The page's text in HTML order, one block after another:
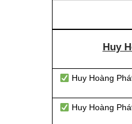
Huy
Huy Hoàng
Huy Hoàng